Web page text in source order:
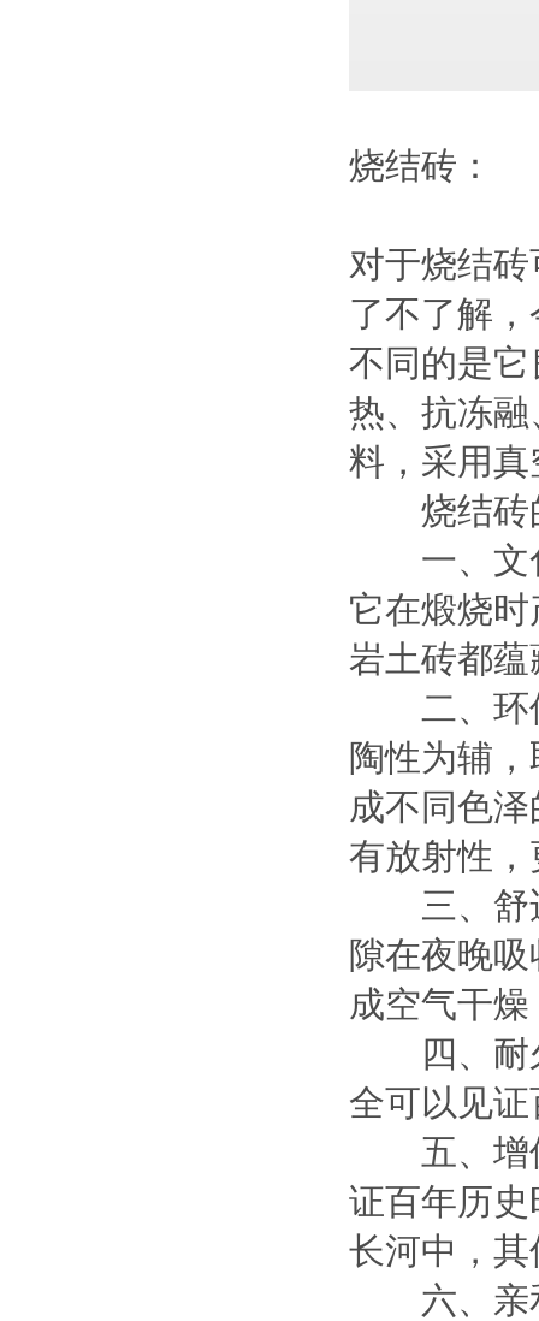
烧结砖：
对于烧结
了不了解
不同的是
热、抗冻
料，采用
烧结砖
一、文化
它在煅烧
岩土砖都
二、环保
陶性为辅
成不同色
有放射性
三、舒适
隙在夜晚
成空气干
四、耐久
全可以见
五、增值
证百年历
长河中，
六、亲和